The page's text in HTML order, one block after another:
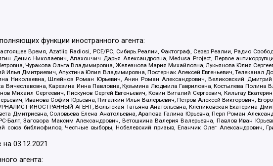
функции иностранного агента:
Время, Azatliq Radiosi, PCE/PC, Сибирь.Реалии, Фактограф, Север.Реалии, Радио
Денис Николаевич, Апахончич Дарья Александровна, Medusa Project, Первое
Чуракова Ольга Владимировна, Железнова Мария Михайловна, Лукьянова Юлия
Дмитриевич, Апухтина Юлия Владимировна, Постернак Алексей Евгеньевич, Телеканал
Николаевна, Шлейнов Роман Юрьевич, Анин Роман Александрович, Великовский
Вячеславовна, Карезина Инна Павловна, Кузьмина Людмила Гавриловна, Костылева
Сергеевич, Пискунов Сергей Евгеньевич, Ковин Виталий Сергеевич, Кильтау
Иванова София Юрьевна, Пигалкин Илья Валерьевич, Петров Алексей Викторович,
ИНОСТРАННЫЙ АГЕНТ, Вольтская Татьяна Анатольевна, Клепиковская Екатерина
Дмитриевна, Соловьева Елена Анатольевна, Арапова Галина Юрьевна, Перл Роман
Заговора Максим Александрович, Ветошкина Валерия Валерьевна, Павлов Иван
союз библиофилов, Честные выборы, Нобелевский призыв, Еланчик Олег Александрович,
на03.12.2021
агента: